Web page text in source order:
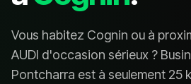
Vous habitez Cognin ou à
AUDI d'occasion sérieux ?
Pontcharra est à seulement 25